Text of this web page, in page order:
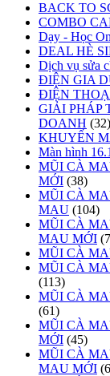
BACK TO
COMBO
Dạy - Học
DEAL HÈ
Dịch vụ sửa
ĐIỆN GIA
ĐIỆN
GIẢI PHÁP
DOANH (32)
KHUYẾN
Màn hình
MŨI CÀ
MỚI (38)
MŨI CÀ
MAU (104)
MŨI CÀ
MAU MỚI
MŨI CÀ
MŨI CÀ
(113)
MŨI CÀ
(61)
MŨI CÀ
MỚI (45)
MŨI CÀ
MAU MỚI